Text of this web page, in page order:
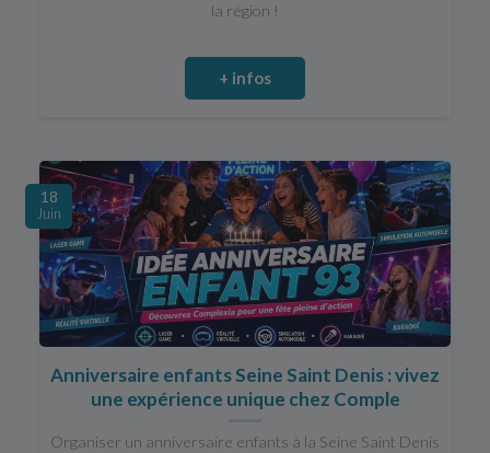
la région !
+ infos
18
Juin
Anniversaire enfants Seine Saint Denis : vivez
une expérience unique chez Comple
Organiser un anniversaire enfants à la Seine Saint Denis